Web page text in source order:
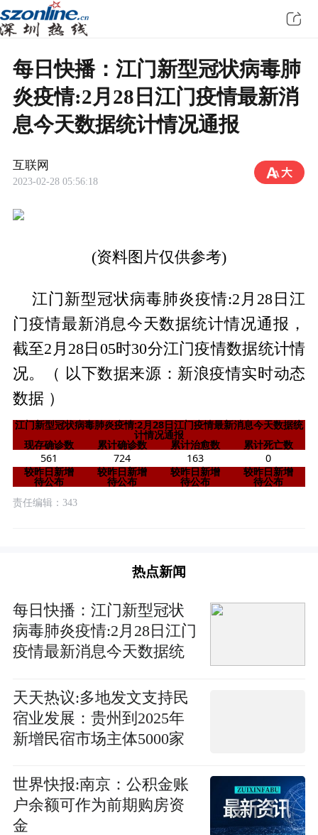
每日快播：江门新型冠状病毒肺
炎疫情:2月28日江门疫情最新消
息今天数据统计情况通报
互联网
2023-02-28 05:56:18
(资料图片仅供参考)
江门新型冠状病毒肺炎疫情:2月28日江
门疫情最新消息今天数据统计情况通报，
截至2月28日05时30分江门疫情数据统计情
况。（ 以下数据来源：新浪疫情实时动态
数据 ）
江门新型冠状病毒肺炎疫情:2月28日江门疫情最新消息今天数据统
计情况通报
现存确诊数 累计确诊数 累计治愈数
累计死亡数
561
724 163
0
较昨日新增
较昨日新增 较昨日新增 较昨日新增
待公布 待公布 待公布 待公布
责任编辑：343
热点新闻
每日快播：江门新型冠状
病毒肺炎疫情:2月28日江门
疫情最新消息今天数据统
天天热议:多地发文支持民
宿业发展：贵州到2025年
新增民宿市场主体5000家
世界快报:南京：公积金账
户余额可作为前期购房资
金